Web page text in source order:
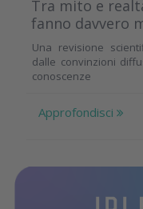
Tra mito e
fanno davvero
Una revisione
dalle convinzioni
conoscenze
Approfondisci